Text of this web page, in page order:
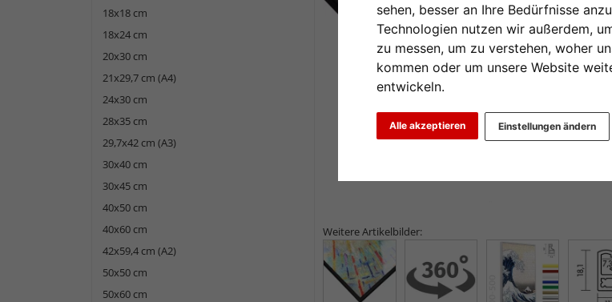
sehen, besser an Ihre Bedürfnisse
Technologien nutzen wir außerdem,
zu messen, um zu verstehen, woher
kommen oder um unsere Website
entwickeln.
Alle akzeptieren Einstellungen ändern
Weitere Artikelbilder:
18x18 cm
18x24 cm
20x30 cm
21x29,7 cm (A4)
24x30 cm
28x35 cm
29,7x42 cm (A3)
30x40 cm
30x45 cm
40x50 cm
40x60 cm
42x59,4 cm (A2)
50x50 cm
50x60 cm